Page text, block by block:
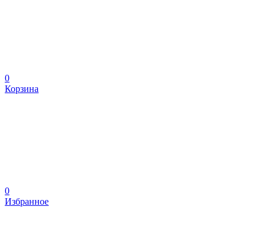
0
Корзина
0
Избранное